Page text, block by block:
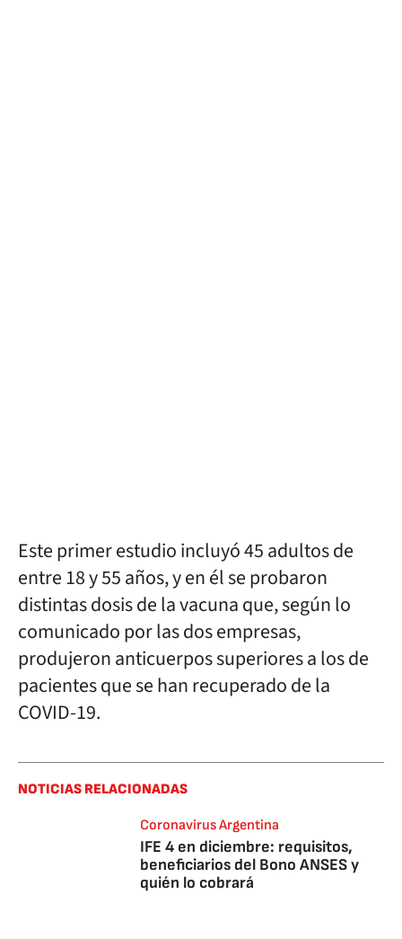
Este primer estudio incluyó 45 adultos de
entre 18 y 55 años, y en él se probaron
distintas dosis de la vacuna que, según lo
comunicado por las dos empresas,
produjeron anticuerpos superiores a los de
pacientes que se han recuperado de la
COVID-19.
NOTICIAS RELACIONADAS
Coronavirus Argentina
IFE 4 en diciembre: requisitos,
beneficiarios del Bono ANSES y
quién lo cobrará